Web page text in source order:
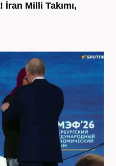
Milli Takımı,